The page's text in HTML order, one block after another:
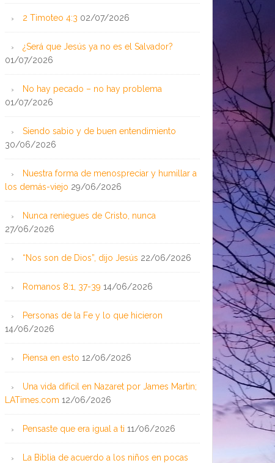
2 Timoteo 4:3 02/07/2026
¿Será que Jesús ya no es el Salvador?
01/07/2026
No hay pecado – no hay problema
01/07/2026
Siendo sabio y de buen entendimiento
30/06/2026
Nuestra forma de menospreciar y humillar a
los demás-viejo 29/06/2026
Nunca reniegues de Cristo, nunca
27/06/2026
“Nos son de Dios”, dijo Jesús 22/06/2026
Romanos 8:1, 37-39 14/06/2026
Personas de la Fe y lo que hicieron
14/06/2026
Piensa en esto 12/06/2026
Una vida difícil en Nazaret por James Martin;
LATimes.com 12/06/2026
Pensaste que era igual a ti 11/06/2026
La Biblia de acuerdo a los niños en pocas